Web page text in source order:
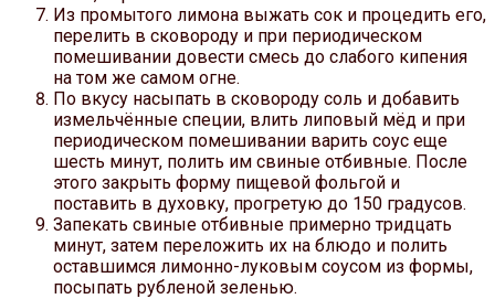
Из промытого лимона выжать сок и процедить его,
перелить в сковороду и при периодическом
помешивании довести смесь до слабого кипения
на том же самом огне.
По вкусу насыпать в сковороду соль и добавить
измельчённые специи, влить липовый мёд и при
периодическом помешивании варить соус еще
шесть минут, полить им свиные отбивные. После
этого закрыть форму пищевой фольгой и
поставить в духовку, прогретую до 150 градусов.
Запекать свиные отбивные примерно тридцать
минут, затем переложить их на блюдо и полить
оставшимся лимонно-луковым соусом из формы,
посыпать рубленой зеленью.